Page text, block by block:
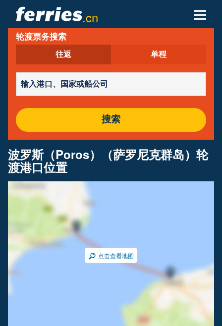
.cn
轮渡公司
轮渡目的地
轮渡航线
轮渡港口
管理预定
轮渡票务搜索
往返 单程
搜索
波罗斯（Poros）（萨罗尼克群岛）轮
渡港口位置
点击查看地图